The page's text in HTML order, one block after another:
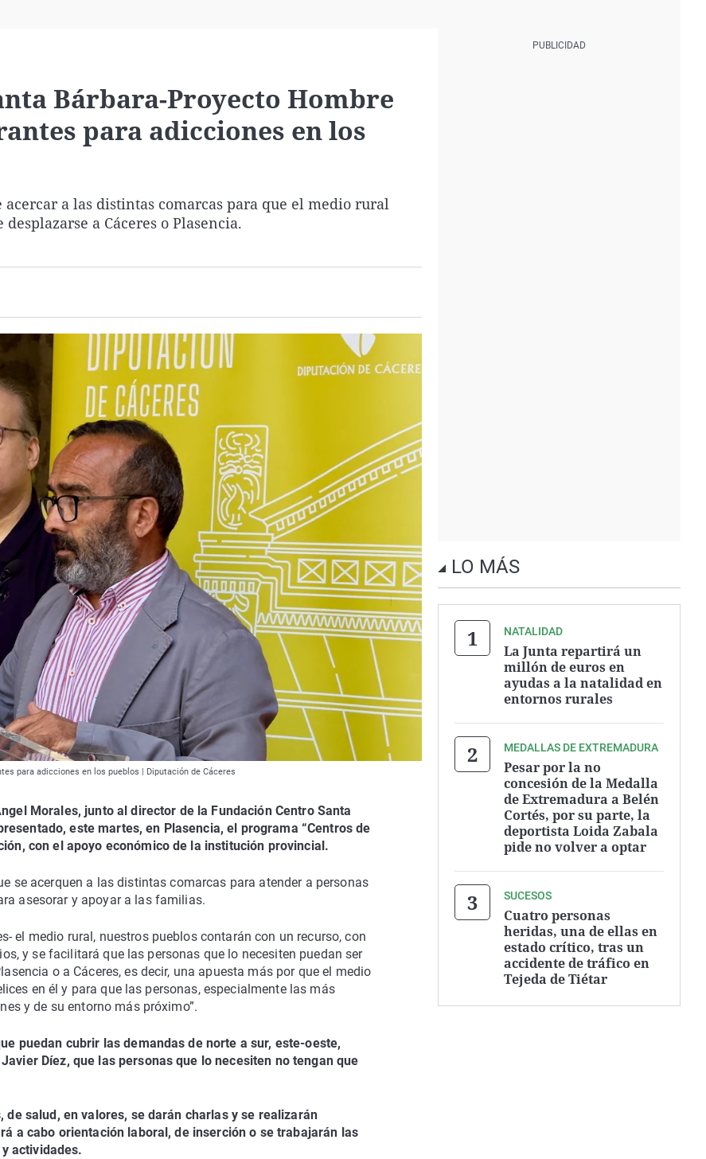
Bárbara-Proyecto Hombre
para adicciones en los
a las distintas comarcas para que el medio rural
a Cáceres o Plasencia.
para adicciones en los pueblos | Diputación de Cáceres
Morales, junto al director de la Fundación Centro Santa
este martes, en Plasencia, el programa “Centros de
con el apoyo económico de la institución provincial.
se acerquen a las distintas comarcas para atender a personas
asesorar y apoyar a las familias.
el medio rural, nuestros pueblos contarán con un recurso, con
y se facilitará que las personas que lo necesiten puedan ser
o a Cáceres, es decir, una apuesta más por que el medio
en él y para que las personas, especialmente las más
y de su entorno más próximo”.
puedan cubrir las demandas de norte a sur, este-oeste,
Díez, que las personas que lo necesiten no tengan que
salud, en valores, se darán charlas y se realizarán
a cabo orientación laboral, de inserción o se trabajarán las
actividades.
LO MÁS
NATALIDAD
La Junta repartirá un
millón de euros en
ayudas a la natalidad en
entornos rurales
MEDALLAS DE EXTREMADURA
Pesar por la no
concesión de la Medalla
de Extremadura a Belén
Cortés, por su parte, la
deportista Loida Zabala
pide no volver a optar
SUCESOS
Cuatro personas
heridas, una de ellas en
estado crítico, tras un
accidente de tráfico en
Tejeda de Tiétar